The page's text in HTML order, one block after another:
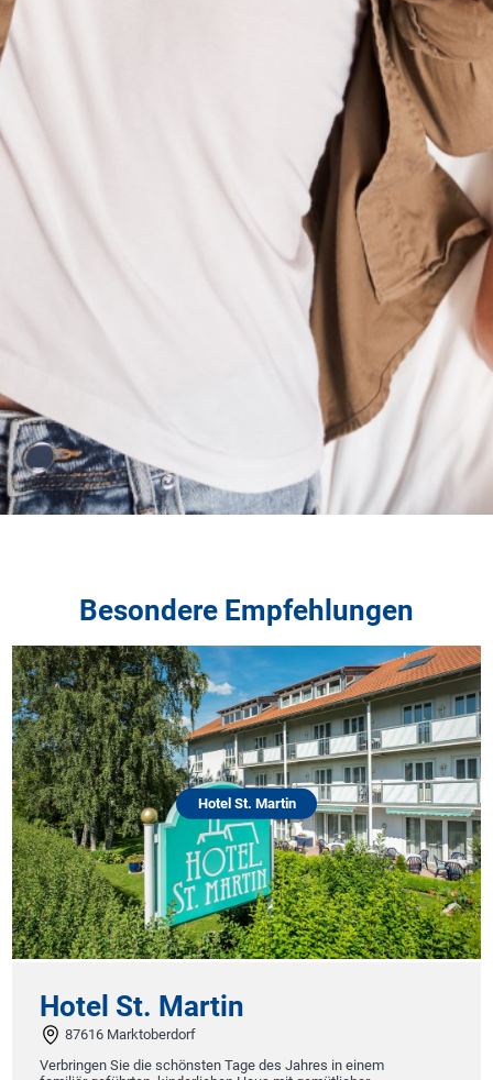
Besondere Empfehlungen
Hotel St. Martin
Hotel St. Martin
87616 Marktoberdorf
Verbringen Sie die schönsten Tage des Jahres in einem